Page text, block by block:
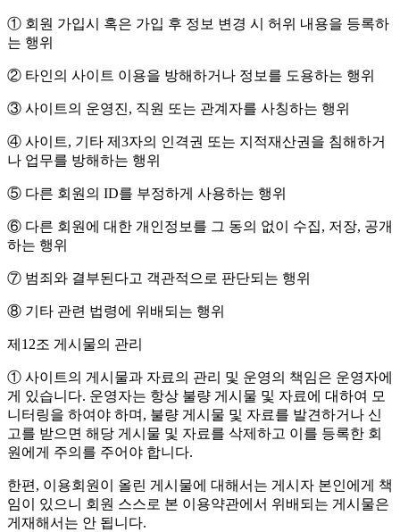
① 회원 가입시 혹은 가입 후 정보 변경 시 허위 내용을 등록하
는 행위
② 타인의 사이트 이용을 방해하거나 정보를 도용하는 행위
③ 사이트의 운영진, 직원 또는 관계자를 사칭하는 행위
④ 사이트, 기타 제3자의 인격권 또는 지적재산권을 침해하거
나 업무를 방해하는 행위
⑤ 다른 회원의 ID를 부정하게 사용하는 행위
⑥ 다른 회원에 대한 개인정보를 그 동의 없이 수집, 저장, 공개
하는 행위
⑦ 범죄와 결부된다고 객관적으로 판단되는 행위
⑧ 기타 관련 법령에 위배되는 행위
제12조 게시물의 관리
① 사이트의 게시물과 자료의 관리 및 운영의 책임은 운영자에
게 있습니다. 운영자는 항상 불량 게시물 및 자료에 대하여 모
니터링을 하여야 하며, 불량 게시물 및 자료를 발견하거나 신
고를 받으면 해당 게시물 및 자료를 삭제하고 이를 등록한 회
원에게 주의를 주어야 합니다.
한편, 이용회원이 올린 게시물에 대해서는 게시자 본인에게 책
임이 있으니 회원 스스로 본 이용약관에서 위배되는 게시물은
게재해서는 안 됩니다.